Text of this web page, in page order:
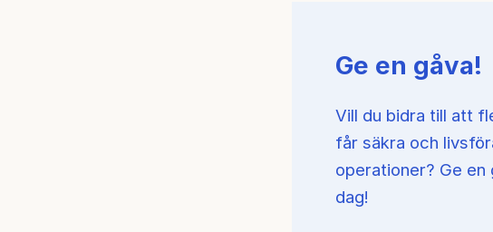
Ge en gåva!
Vill du bidra till att
får säkra och
operationer? Ge en
dag!